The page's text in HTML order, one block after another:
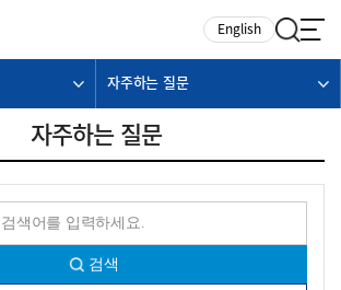
English
자주하는 질문
자주하는 질문